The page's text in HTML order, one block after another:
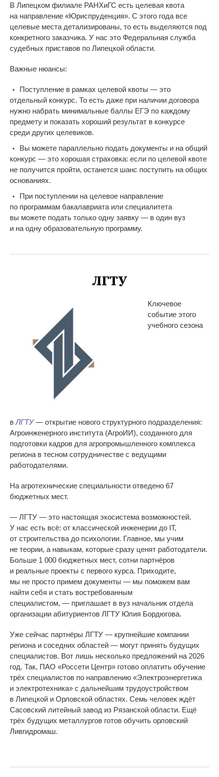
В Липецком филиале РАНХиГС есть целевая квота
на направление «Юриспруденция». С этого года все
целевые места детализированы, то есть выделяются под
конкретного заказчика. У нас это Федеральная служба
судебных приставов по Липецкой области.
Важные нюансы:
Поступление в рамках целевой квоты — это
отдельный конкурс. То есть даже при наличии договора
нужно набрать минимальные баллы ЕГЭ по каждому
предмету и показать хороший результат в конкурсе
среди других целевиков.
Вы можете параллельно подать документы и на общий
конкурс — это хорошая страховка: если по целевой квоте
не получится пройти, останется шанс поступить на общих
основаниях.
При поступлении на целевое направление
по программам бакалавриата или специалитета
вы можете подать только одну заявку — в один вуз
и на одну образовательную программу.
ЛГТУ
Ключевое
событие этого
учебного сезона
в ЛГТУ — открытие нового структурного подразделения:
Агроинженерного института (АгроИИ), созданного для
подготовки кадров для агропромышленного комплекса
региона в тесном сотрудничестве с ведущими
работодателями.
На агротехнические специальности отведено 67
бюджетных мест.
— ЛГТУ — это настоящая экосистема возможностей.
У нас есть всё: от классической инженерии до IT,
от строительства до психологии. Главное, мы учим
не теории, а навыкам, которые сразу ценят работодатели.
Больше 1 000 бюджетных мест, сотни партнёров
и реальные проекты с первого курса. Приходите,
мы не просто примем документы — мы поможем вам
найти себя и стать востребованным
специалистом, — приглашает в вуз начальник отдела
организации абитуриентов ЛГТУ Юлия Бордюгова.
Уже сейчас партнёры ЛГТУ — крупнейшие компании
региона и соседних областей — могут принять будущих
специалистов. Вот лишь несколько предложений на 2026
год. Так, ПАО «Россети Центр» готово оплатить обучение
трёх специалистов по направлению «Электроэнергетика
и электротехника» с дальнейшим трудоустройством
в Липецкой и Орловской областях. Семь человек ждёт
Сасовский литейный завод из Рязанской области. Ещё
трёх будущих металлургов готов обучить орловский
Ливгидромаш.